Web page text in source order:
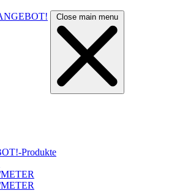
Close main menu
Produkte